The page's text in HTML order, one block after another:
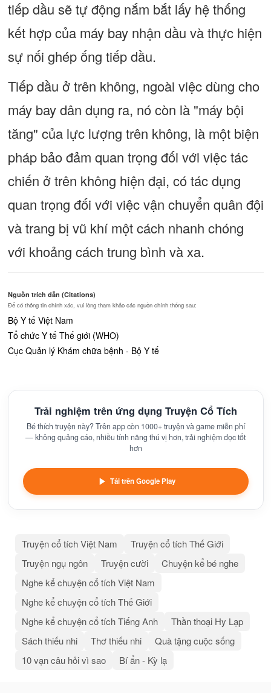
tiếp dầu sẽ tự động nắm bắt lấy hệ thống
kết hợp của máy bay nhận dầu và thực hiện
sự nối ghép ống tiếp dầu.
Tiếp dầu ở trên không, ngoài việc dùng cho
máy bay dân dụng ra, nó còn là "máy bội
tăng" của lực lượng trên không, là một biện
pháp bảo đảm quan trọng đối với việc tác
chiến ở trên không hiện đại, có tác dụng
quan trọng đối với việc vận chuyển quân đội
và trang bị vũ khí một cách nhanh chóng
với khoảng cách trung bình và xa.
Nguồn trích dẫn (Citations)
Để có thông tin chính xác, vui lòng tham khảo các nguồn chính thống sau:
Bộ Y tế Việt Nam
Tổ chức Y tế Thế giới (WHO)
Cục Quản lý Khám chữa bệnh - Bộ Y tế
Trải nghiệm trên ứng dụng Truyện Cổ Tích
Bé thích truyện này? Trên app còn 1000+ truyện và game miễn phí
— không quảng cáo, nhiều tính năng thú vị hơn, trải nghiệm đọc tốt
hơn
Tải trên Google Play
Truyện cổ tích Việt Nam
Truyện cổ tích Thế Giới
Truyện ngụ ngôn
Truyện cười
Chuyện kể bé nghe
Nghe kể chuyện cổ tích Việt Nam
Nghe kể chuyện cổ tích Thế Giới
Nghe kể chuyện cổ tích Tiếng Anh
Thần thoại Hy Lạp
Sách thiếu nhi
Thơ thiếu nhi
Quà tặng cuộc sống
10 vạn câu hỏi vì sao
Bí ẩn - Kỳ lạ